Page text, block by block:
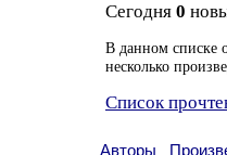
Сегодня 0
В данном списке
несколько
Список
Авторы